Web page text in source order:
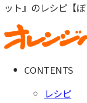
ット』のレシピ【ぼ
CONTENTS
レシピ